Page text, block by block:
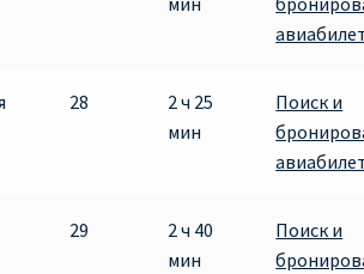
28
2 ч 25
мин
Поиск и
29
2 ч 40
мин
Поиск и